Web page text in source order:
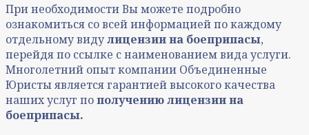
При необходимости Вы можете подробно
ознакомиться со всей информацией по каждому
отдельному видулицензиина боеприпасы,
перейдя по ссылке с наименованием вида услуги.
Многолетний опыт компании Объединенные
Юристы является гарантией высокого качества
наших услуг пополучению лицензии на
боеприпасы.